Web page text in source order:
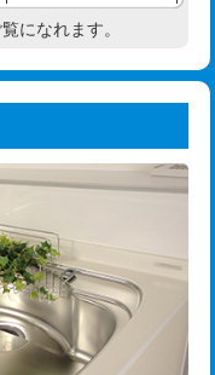
22,000円
22,000円
3,300円
5,500円
5,500円
11,000円
現地調査
+3,300円
33,000円
8,800円
11,000円
になれます。